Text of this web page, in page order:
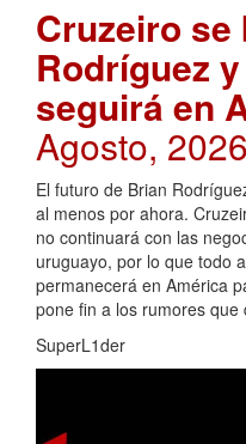
Cruzeiro se
Rodríguez
seguirá en
Agosto,
El futuro de Brian
al menos por ahora.
no continuará con las
uruguayo, por lo que todo
permanecerá en América
pone fin a los rumores
SuperL1der